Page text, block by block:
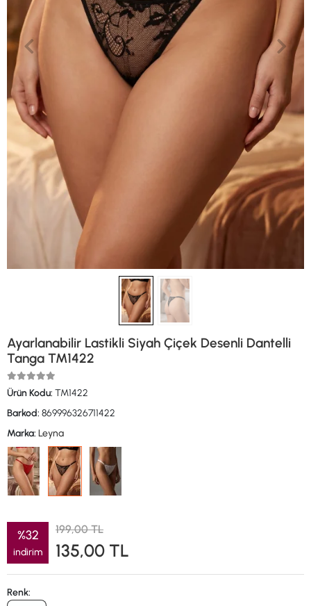
Ayarlanabilir Lastikli Siyah Çiçek Desenli Dantelli
Tanga TM1422
Ürün Kodu: TM1422
Barkod: 869996326711422
Marka: Leyna
%32
indirim
199,00 TL
135,00 TL
Renk: